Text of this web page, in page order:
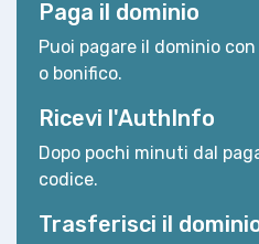
Paga il dominio
Puoi pagare il dominio
o bonifico.
Ricevi l'AuthInfo
Dopo pochi minuti dal
codice.
Trasferisci il